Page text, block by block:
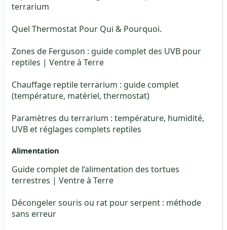
terrarium
Quel Thermostat Pour Qui & Pourquoi.
Zones de Ferguson : guide complet des UVB pour
reptiles | Ventre à Terre
Chauffage reptile terrarium : guide complet
(température, matériel, thermostat)
Paramètres du terrarium : température, humidité,
UVB et réglages complets reptiles
Alimentation
Guide complet de l’alimentation des tortues
terrestres | Ventre à Terre
Décongeler souris ou rat pour serpent : méthode
sans erreur